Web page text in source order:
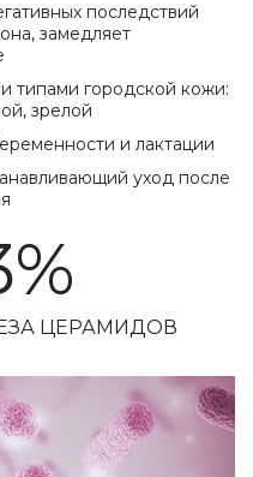
последствий
замедляет
типами городской кожи:
зрелой
и лактации
уход после
ЦЕРАМИДОВ